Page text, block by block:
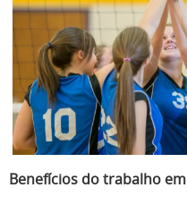
Benefícios do trabalho